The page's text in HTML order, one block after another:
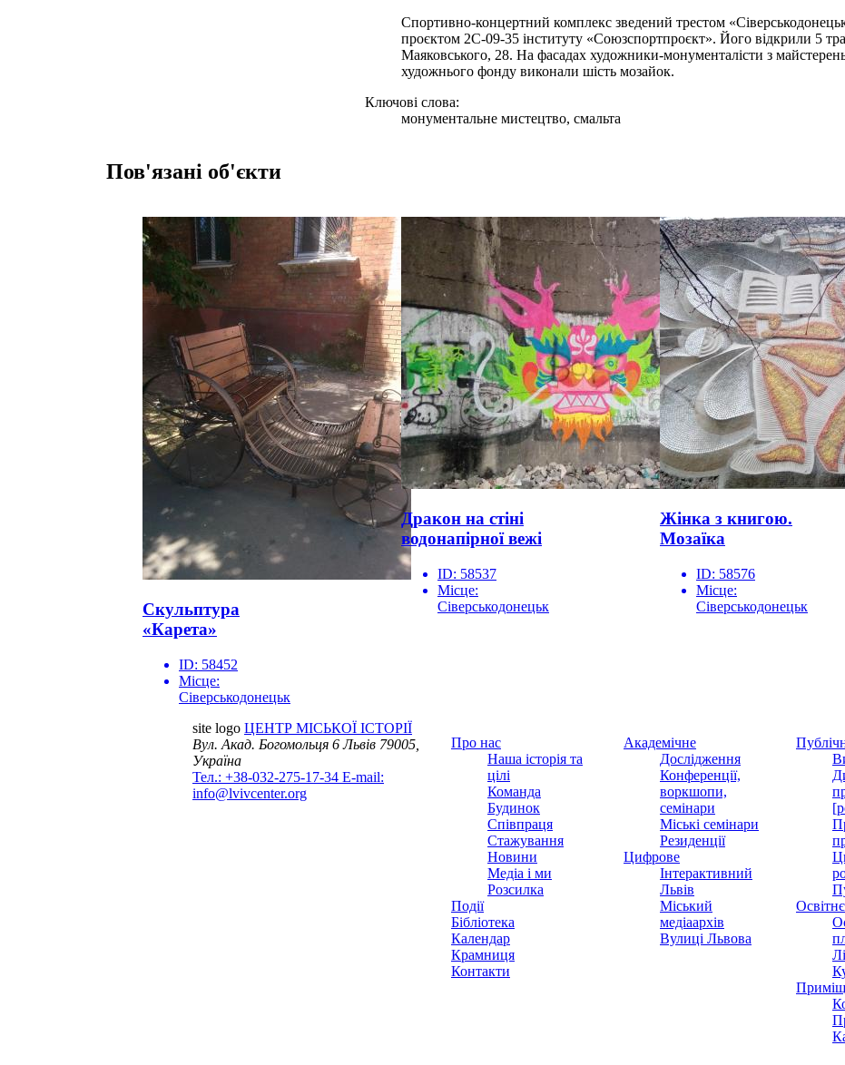
Спортивно-концертний комплекс зведений трестом
проєктом 2С-09-35 інституту «Союзспортпроєкт». Його відкрили 5
Маяковського, 28. На фасадах художники-монументалісти з
художнього фонду виконали шість мозайок.
Ключові слова:
монументальне мистецтво, смальта
Пов'язані об'єкти
Скульптура
«Карета»
ID: 58452
Місце:
Сіверськодонецьк
Дракон на стіні
водонапірної вежі
ID: 58537
Місце:
Сіверськодонецьк
Жінка з книгою.
Мозаїка
ID: 58576
Місце:
Сіверськодонецьк
site logo ЦЕНТР МІСЬКОЇ ІСТОРІЇ
Вул. Акад. Богомольця 6Львів 79005,
Україна
Тел.: +38-032-275-17-34 E-mail:
info@lvivcenter.org
Про нас
Наша історія та
цілі
Команда
Будинок
Співпраця
Стажування
Новини
Медіа і ми
Розсилка
Події
Бібліотека
Календар
Крамниця
Контакти
Академічне
Дослідження
Конференції,
воркшопи,
семінари
Міські семінари
Резиденції
Цифрове
Інтерактивний
Львів
Міський
медіаархів
Вулиці Львова
Освітнє